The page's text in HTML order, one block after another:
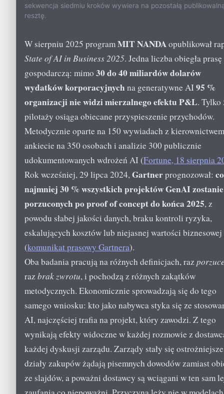
sekwencja siedmiu kroków wywiera na pozostałą
resztę.
W sierpniu 2025 programMIT NANDAopublikował
State of AI in Business 2025. Jedna liczba obiegła prasę
gospodarczą: mimo 30 do 40 miliardów dolarów
wydatków korporacyjnych na generatywne AI95 %
organizacji nie widzi mierzalnego efektu P&L. Tylko
pilotaży osiąga obiecane przyspieszenie przychodów.
Metodycznie oparte na 150 wywiadach z
ankiecie na 350 osobach i analizie 300 publicznie
udokumentowanych wdrożeń AI (Fortune, 18 sierpnia
Rok wcześniej, 29 lipca 2024,Gartnerprognozował: co
najmniej 30 % wszystkich projektów GenAI zostanie
porzuconych po proof of concept do końca 2025, z
powodu słabej jakości danych, braku kontroli ryzyka,
eskalujących kosztów lub niejasnej wartości biznesowej
(komunikat prasowy Gartnera).
Oba badania pracują na różnych definicjach, raz
raz brak zwrotu, i pochodzą z różnych zakątków
metodycznych. Ekonomicznie sprowadzają się do tego
samego wniosku: kto jako nabywca styka się ze
AI, najczęściej trafia na projekt, który zawodzi. Z tego
wynikają efekty widoczne w każdej rozmowie z
każdej dyskusji zarządu. Zarządy stały się
działy zakupów żądają pisemnych dowodów zamiast
ze slajdów, a poważni dostawcy są wciągani w ten sam